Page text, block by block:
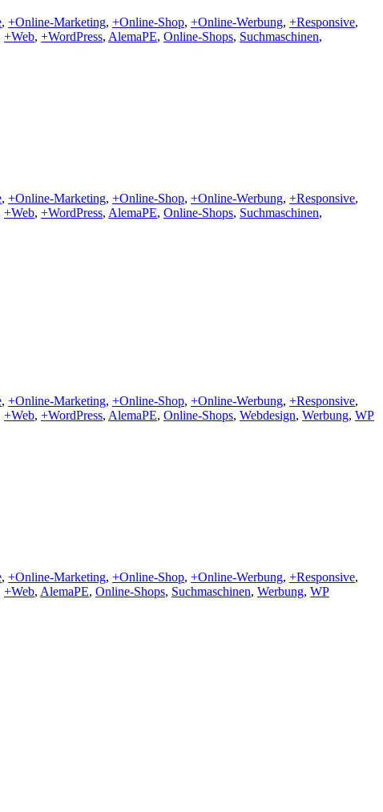
, +Online-Marketing, +Online-Shop, +Online-Werbung, +Responsive,
+Web, +WordPress, AlemaPE, Online-Shops, Suchmaschinen,
, +Online-Marketing, +Online-Shop, +Online-Werbung, +Responsive,
+Web, +WordPress, AlemaPE, Online-Shops, Suchmaschinen,
, +Online-Marketing, +Online-Shop, +Online-Werbung, +Responsive,
+Web, +WordPress, AlemaPE, Online-Shops, Webdesign, Werbung, WP
, +Online-Marketing, +Online-Shop, +Online-Werbung, +Responsive,
+Web, AlemaPE, Online-Shops, Suchmaschinen, Werbung, WP